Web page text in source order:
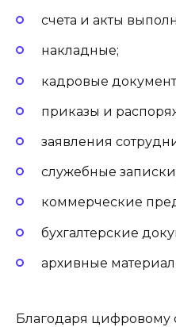
счета и акты
накладные;
кадровые
приказы и
заявления
служебные
коммерческие
бухгалтерские
архивные
Благодаря цифровому